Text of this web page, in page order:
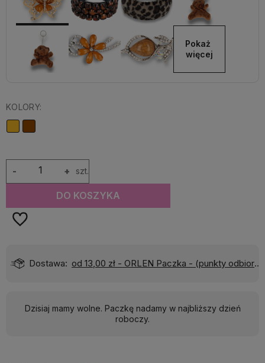
Pokaż
więcej
KOLORY:
+
- szt.
DO KOSZYKA
Dostawa: od 13,00 zł - ORLEN Paczka - (punkty odbioru)
Dzisiaj mamy wolne. Paczkę nadamy w najbliższy dzień
roboczy.